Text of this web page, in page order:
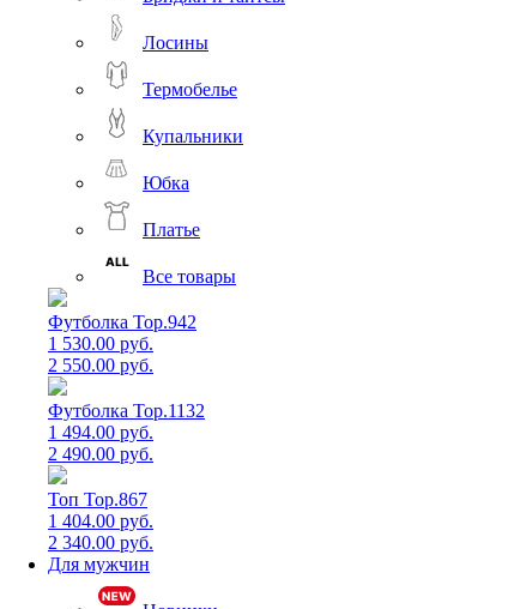
Лосины
Термобелье
Купальники
Юбка
Платье
Все товары
Футболка Top.942
1 530.00 руб.
2 550.00 руб.
Футболка Top.1132
1 494.00 руб.
2 490.00 руб.
Топ Top.867
1 404.00 руб.
2 340.00 руб.
Для мужчин